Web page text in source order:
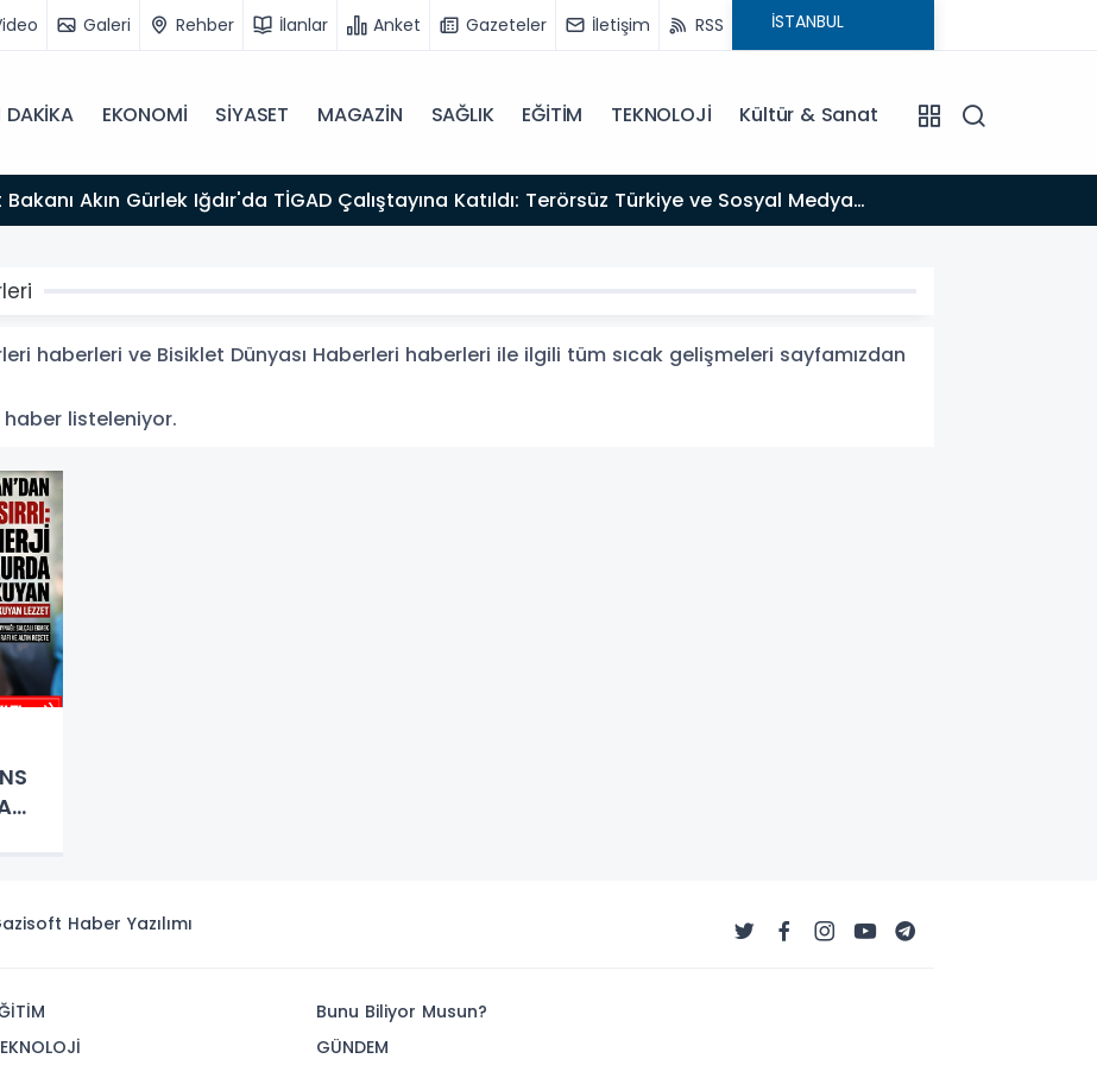
Galeri Rehber İlanlar Anket Gazeteler İletişim RSS
DAKİKA EKONOMİ SİYASET MAGAZİN SAĞLIK EĞİTİM TEKNOLOJİ Kültür & Sanat
Mesajı
KOLLARINDA!
haberleri ve Bisiklet Dünyası Haberleri haberleri ile ilgili tüm sıcak gelişmeleri sayfamızdan
haber listeleniyor.
Haber Yazılımı
Bunu Biliyor Musun?
GÜNDEM